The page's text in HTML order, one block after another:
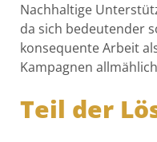
Nachhaltige
da sich bedeutender
konsequente Arbeit
Kampagnen
Teil der